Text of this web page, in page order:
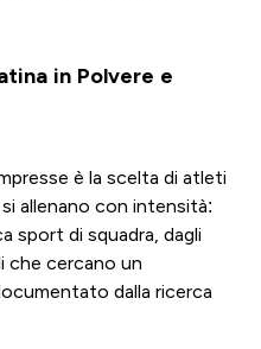
in Polvere e
è la scelta di atleti
allenano con intensità:
sport di squadra, dagli
che cercano un
dalla ricerca